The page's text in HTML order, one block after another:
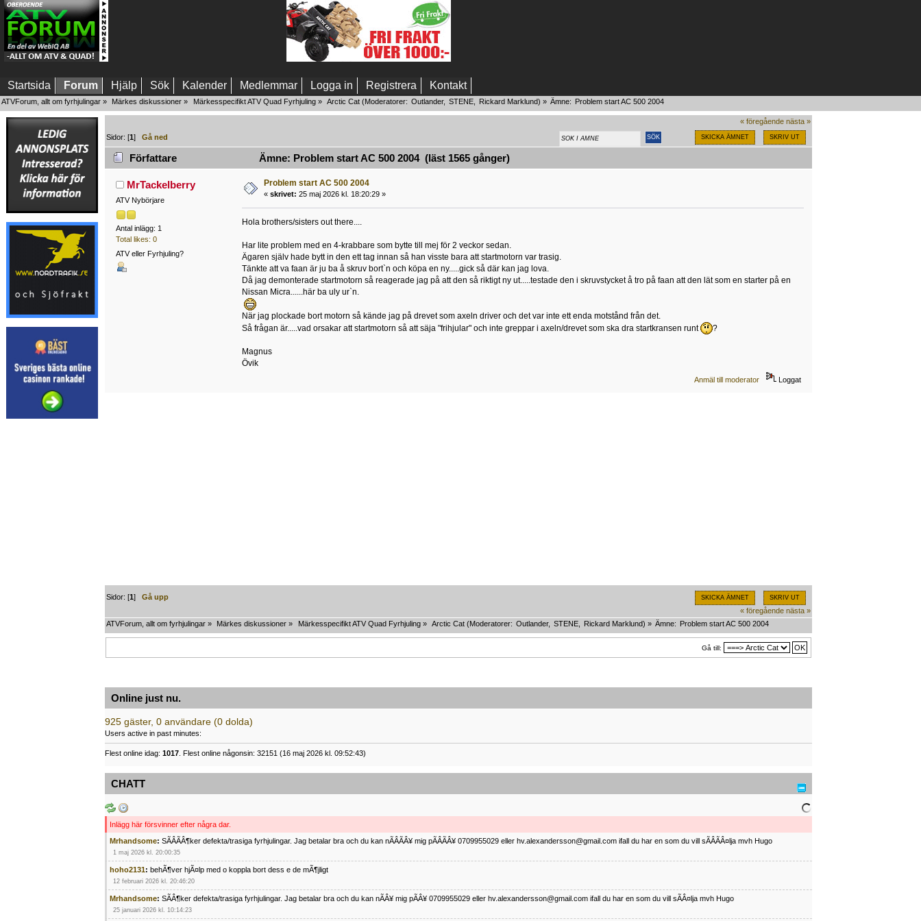
Startsida Forum Hjälp Sök Kalender Medlemmar Logga in Registrera Kontakt
ATVForum, allt om fyrhjulingar » Märkes diskussioner » Märkesspecifikt ATV Quad Fyrhjuling» Arctic Cat(Moderatorer: Outlander, STENE, Rickard Marklund) » Ämne: Problem start AC 500 2004
« föregående nästa »
SKICKA ÄMNET SKRIV UT
Sidor: [1]Gå ned
Författare Ämne: Problem start AC 500 2004 (läst 1565 gånger)
MrTackelberry
ATV Nybörjare
Antal inlägg: 1
Total likes: 0
ATV eller Fyrhjuling?
Problem start AC 500 2004
« skrivet: 25 maj 2026 kl. 18:20:29 »
Hola brothers/sisters out there....
Har lite problem med en 4-krabbare som bytte till mej för 2 veckor sedan.
Ägaren själv hade bytt in den ett tag innan så han visste bara att startmotorn var trasig.
Tänkte att va faan är ju ba å skruv bort`n och köpa en ny.....gick så där kan jag lova.
Då jag demonterade startmotorn så reagerade jag på att den så riktigt ny ut.....testade den i skruvstycket å tro på faan att den lät som en starter på en
Nissan Micra......här ba uly ur`n.
När jag plockade bort motorn så kände jag på drevet som axeln driver och det var inte ett enda motstånd från det.
Så frågan är.....vad orsakar att startmotorn så att säja "frihjular" och inte greppar i axeln/drevet som ska dra startkransen runt
?
Magnus
Övik
Anmäl till moderator Loggat
SKICKA ÄMNET SKRIV UT
Sidor: [1]Gå upp
« föregående nästa »
ATVForum, allt om fyrhjulingar » Märkes diskussioner » Märkesspecifikt ATV Quad Fyrhjuling» Arctic Cat(Moderatorer: Outlander, STENE, Rickard Marklund) » Ämne: Problem start AC 500 2004
Gå till:
Online just nu.
925 gäster, 0 användare (0 dolda)
Users active in past minutes:
Flest online idag: 1017 . Flest online någonsin: 32151 (16 maj 2026 kl. 09:52:43)
CHATT
Inlägg här försvinner efter några dar.
Mrhandsome: SÃÂÃÂ¶ker defekta/trasiga fyrhjulingar. Jag betalar bra och du kan nÃÂÃÂ¥ mig pÃÂÃÂ¥ 0709955029 eller hv.alexandersson@gmail.com ifall du har en som du vill sÃÂÃÂ¤lja mvh Hugo
1 maj 2026 kl. 20:00:35
hoho2131: behÃ¶ver hjÃ¤lp med o koppla bort dess e de mÃ¶jligt
12 februari 2026 kl. 20:46:20
Mrhandsome: SÃÂ¶ker defekta/trasiga fyrhjulingar. Jag betalar bra och du kan nÃÂ¥ mig pÃÂ¥ 0709955029 eller hv.alexandersson@gmail.com ifall du har en som du vill sÃÂ¤lja mvh Hugo
25 januari 2026 kl. 10:14:23